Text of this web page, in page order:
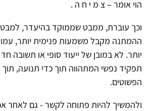
הוי אומר – צ מ י ח ה .
וכך עוברת, ממבט שממוקד בהיעדר,
ההמתנה מקבל משמעות פנימית יותר,
יותר. לא במובן של ייעוד סופי או תשובה
תפקיד נפשי המתהווה תוך כדי תנועה,
הפשוטים.
ולהמשיך להיות פתוחה לקשר - גם לאחר